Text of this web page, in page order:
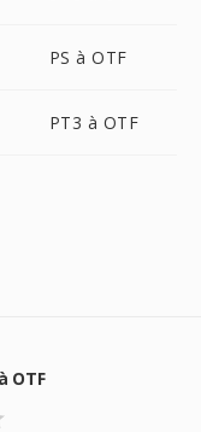
PS à OTF
PT3 à OTF
OTF